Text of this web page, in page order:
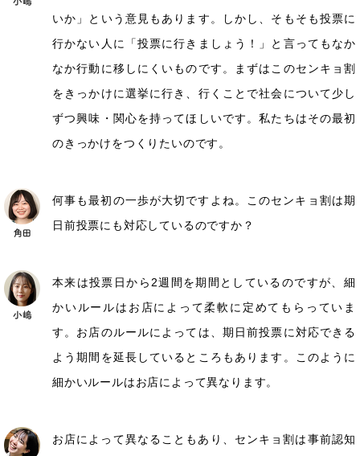
いか」という意見もあります。しかし、そもそも投票に
行かない人に「投票に行きましょう！」と言ってもなか
なか行動に移しにくいものです。まずはこのセンキョ割
をきっかけに選挙に行き、行くことで社会について少し
ずつ興味・関心を持ってほしいです。私たちはその最初
のきっかけをつくりたいのです。
何事も最初の一歩が大切ですよね。このセンキョ割は期
日前投票にも対応しているのですか？
本来は投票日から2週間を期間としているのですが、細
かいルールはお店によって柔軟に定めてもらっていま
す。お店のルールによっては、期日前投票に対応できる
よう期間を延長しているところもあります。このように
細かいルールはお店によって異なります。
お店によって異なることもあり、センキョ割は事前認知